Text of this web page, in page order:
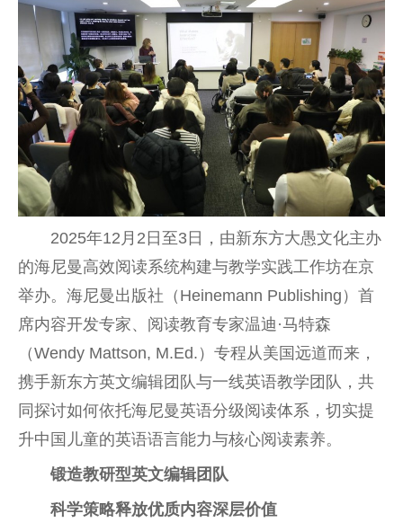
2025年12月2日至3日，由新东方大愚文化主办
的海尼曼高效阅读系统构建与教学实践工作坊在京
举办。海尼曼出版社（Heinemann Publishing）首
席内容开发专家、阅读教育专家温迪·马特森
（Wendy Mattson, M.Ed.）专程从美国远道而来，
携手新东方英文编辑团队与一线英语教学团队，共
同探讨如何依托海尼曼英语分级阅读体系，切实提
升中国儿童的英语语言能力与核心阅读素养。
锻造教研型英文编辑团队
科学策略释放优质内容深层价值